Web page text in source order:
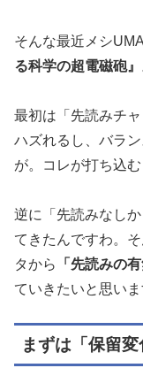
そんな最近メシ
る科学の超電磁砲』
最初は「先読みチ
ハズれるし、バラ
が。コレが打ち込
逆に「先読みなし
てきたんですわ。
タから
「先読みの
ていきたいと思いま
まずは「保留